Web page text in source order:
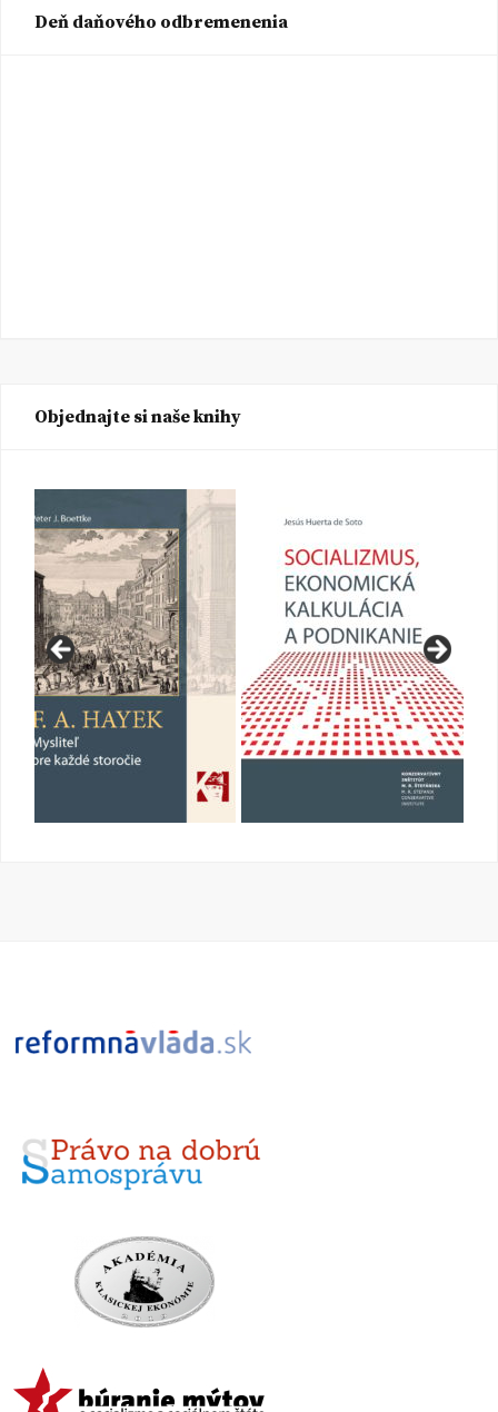
Deň daňového odbremenenia
Objednajte si naše knihy